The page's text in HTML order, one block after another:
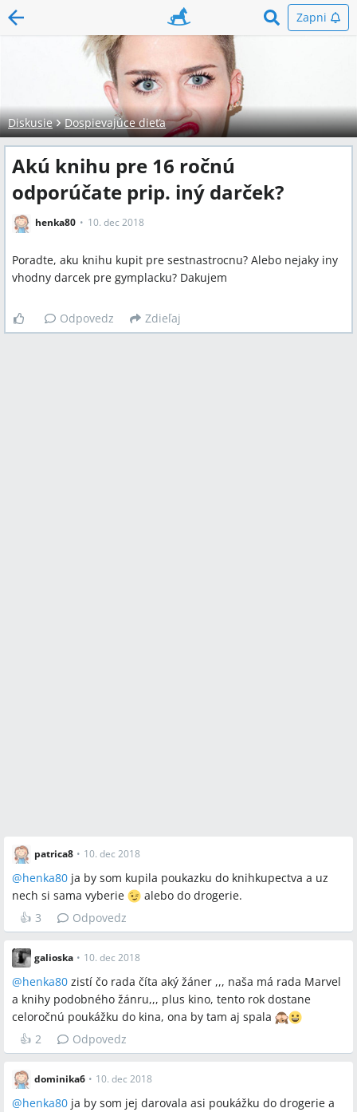
Zapni
Diskusie Dospievajúce dieťa
Akú knihu pre 16 ročnú
odporúčate prip. iný darček?
henka80 10. dec 2018
Poradte, aku knihu kupit pre sestnastrocnu? Alebo nejaky iny
vhodny darcek pre gymplacku? Dakujem
Odpovedz Zdieľaj
patrica8 • 10. dec 2018
@henka80 ja by som kupila poukazku do knihkupectva a uz
nech si sama vyberie
alebo do drogerie.
👍 3 Odpovedz
galioska • 10. dec 2018
@henka80 zistí čo rada číta aký žáner ,,, naša má rada Marvel
a knihy podobného žánru,,, plus kino, tento rok dostane
celoročnú poukážku do kina, ona by tam aj spala
👍 2 Odpovedz
dominika6 • 10. dec 2018
@henka80 ja by som jej darovala asi poukážku do drogerie a